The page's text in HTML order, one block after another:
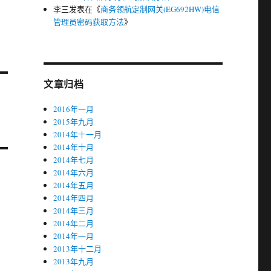
李三发表在《商务领航定制网关(EG692HW)电信
管理员密码获取方法》
文章归档
2016年一月
2015年九月
2014年十一月
2014年十月
2014年七月
2014年六月
2014年五月
2014年四月
2014年三月
2014年二月
2014年一月
2013年十二月
2013年九月